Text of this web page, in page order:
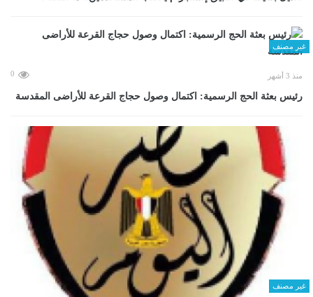
غير مصنف
منذ 3 أشهر 0
رئيس بعثة الحج الرسمية: اكتمال وصول حجاج القرعة للأراضى المقدسة
غير مصنف